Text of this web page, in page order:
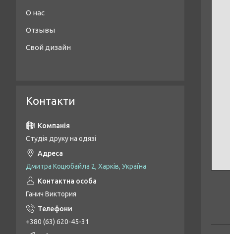
О нас
Отзывы
Свой дизайн
Контакти
Студія друку на одязі
Дмитра Коцюбайла 2, Харків, Україна
Ганич Виктория
+380 (63) 620-45-31